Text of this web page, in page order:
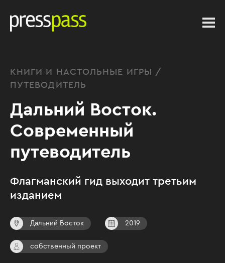
КНИГИ И НАСТОЛЬНЫЕ ИГРЫ /
ПУТЕВОДИТЕЛЬ
Дальний Восток.
Современный
путеводитель
Флагманский гид выходит третьим
изданием
Дальний Восток 2019
собственный проект